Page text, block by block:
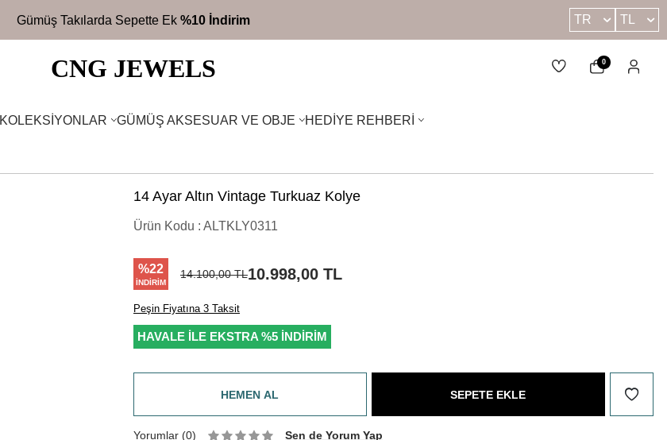
Gümüş Takılarda Sepette Ek %10 İndirim TR TL
CNG JEWELS 0
KOLEKSIYONLAR GÜMÜŞ AKSESUAR VE OBJE HEDIYE REHBERI
14 Ayar Altın Vintage Turkuaz Kolye
Ürün Kodu : ALTKLY0311
%22
İNDIRIM
14.100,00TL10.998,00 TL
Peşin Fiyatına 3 Taksit
HAVALE İLE EKSTRA %5 İNDİRİM
HEMEN AL SEPETE EKLE
Yorumlar (0) Sen de Yorum Yap